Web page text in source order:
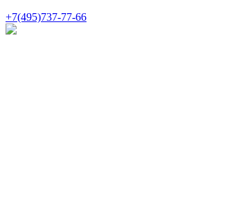
+7(495)737-77-66